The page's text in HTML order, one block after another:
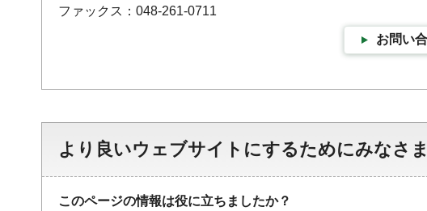
ファックス：048-261-0711
お問い
より良いウェブサイトにするためにみなさ
このページの情報は役に立ちましたか？